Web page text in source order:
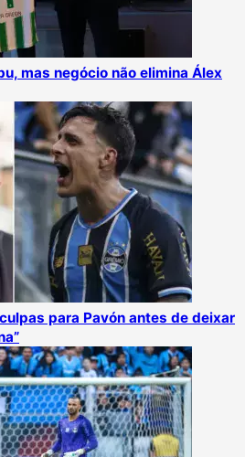
mas negócio não elimina Álex
para Pavón antes de deixar